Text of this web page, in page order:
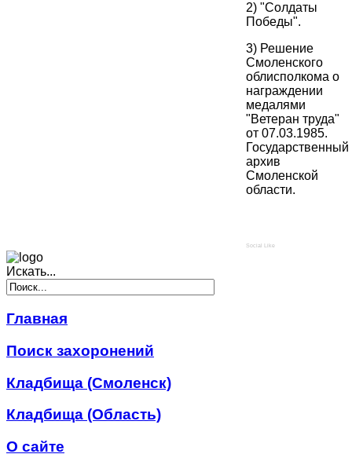
2) "Солдаты
Победы".
3) Решение
Смоленского
облисполкома о
награждении
медалями
"Ветеран труда"
от 07.03.1985.
Государственный
архив
Смоленской
области.
Social Like
Искать...
Главная
Поиск захоронений
Кладбища (Смоленск)
Кладбища (Область)
О сайте